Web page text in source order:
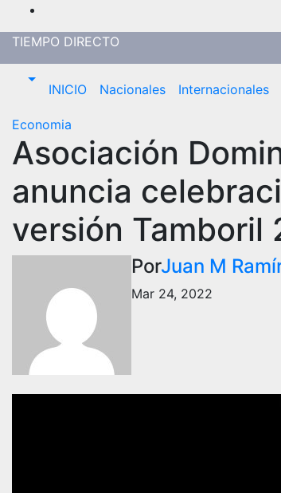
Saltar
al
contenido
TIEMPO DIRECTO
INICIO Nacionales Internacionales
Economia
Asociación
anuncia
versión Tamboril
PorJuan M
Mar 24, 2022